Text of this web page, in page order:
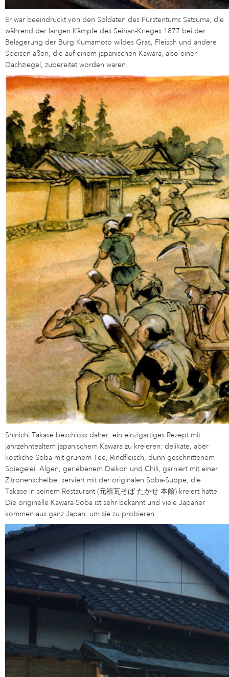
Er war beeindruckt von den Soldaten des Fürstentums Satsuma, die
während der langen Kämpfe des Seinan-Krieges 1877 bei der
Belagerung der Burg Kumamoto wildes Gras, Fleisch und andere
Speisen aßen, die auf einem japanischen Kawara, also einer
Dachziegel, zubereitet worden waren.
Shinichi Takase beschloss daher, ein einzigartiges Rezept mit
jahrzehntealtem japanischem Kawara zu kreieren: delikate, aber
köstliche Soba mit grünem Tee, Rindfleisch, dünn geschnittenem
Spiegelei, Algen, geriebenem Daikon und Chili, garniert mit einer
Zitronenscheibe, serviert mit der originalen Soba-Suppe, die
Takase in seinem Restaurant (元祖瓦そば たかせ 本館) kreiert hatte.
Die originelle Kawara-Soba ist sehr bekannt und viele Japaner
kommen aus ganz Japan, um sie zu probieren.